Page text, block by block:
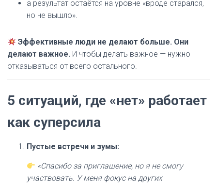
а результат остаётся на уровне «вроде старался,
но не вышло».
Эффективные люди не делают больше. Они
делают важное. И чтобы делать важное — нужно
отказываться от всего остального.
5 ситуаций, где «нет» работает
как суперсила
Пустые встречи и зумы:
«Спасибо за приглашение, но я не смогу
участвовать. У меня фокус на других